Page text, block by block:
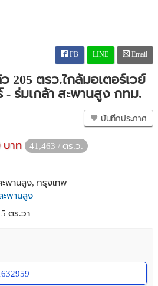
FB LINE Email
205 ตรว.ใกล้มอเตอร์เวย์
- ร่มเกล้า สะพานสูง กทม.
บันทึกประกาศ
บาท
41,463 / ตร.ว.
พานสูง, กรุงเทพ
ะพานสูง
ตร.วา